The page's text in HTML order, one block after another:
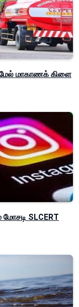
மாகாணக் கிளை
SLCERT